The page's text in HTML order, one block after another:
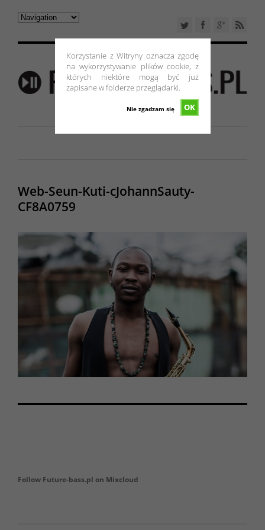
Korzystanie z Witryny oznacza zgodę
na wykorzystywanie plików cookie, z
których niektóre mogą być już
zapisane w folderze przeglądarki.
OK
Nie zgadzam się
Web-Seun-Kuti-cJohannSauty-
CF8A0759
Follow Future-bass.pl on Mixcloud